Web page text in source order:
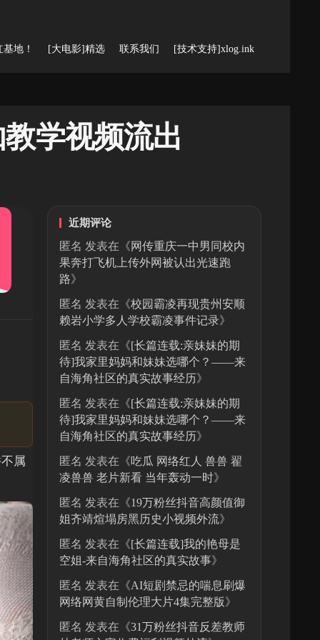
地！ [大电影]精选 联系我们 [技术支持]xlog.ink
学视频流出
属
近期评论
匿名 发表在《网传重庆一中男同校内
果奔打飞机上传外网被认出光速跑
路》
匿名 发表在《校园霸凌再现贵州安顺
赖岩小学多人学校霸凌事件记录》
匿名 发表在《[长篇连载:亲妹妹的期
待]我家里妈妈和妹妹选哪个？——来
自海角社区的真实故事经历》
匿名 发表在《[长篇连载:亲妹妹的期
待]我家里妈妈和妹妹选哪个？——来
自海角社区的真实故事经历》
匿名 发表在《吃瓜 网络红人 兽兽 翟
凌兽兽 老片新看 当年轰动一时》
匿名 发表在《19万粉丝抖音高颜值御
姐齐靖煊塌房黑历史小视频外流》
匿名 发表在《[长篇连载]我的艳母是
空姐-来自海角社区的真实故事》
匿名 发表在《AI短剧禁忌的喘息刷爆
网络网黄自制伦理大片4集完整版》
匿名 发表在《31万粉丝抖音反差教师